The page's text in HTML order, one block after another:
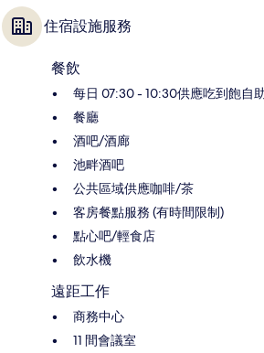
住宿設施服務
餐飲
每日 07:30 - 10:30供應吃到飽自
餐廳
酒吧/酒廊
池畔酒吧
公共區域供應咖啡/茶
客房餐點服務 (有時間限制)
點心吧/輕食店
飲水機
遠距工作
商務中心
11 間會議室